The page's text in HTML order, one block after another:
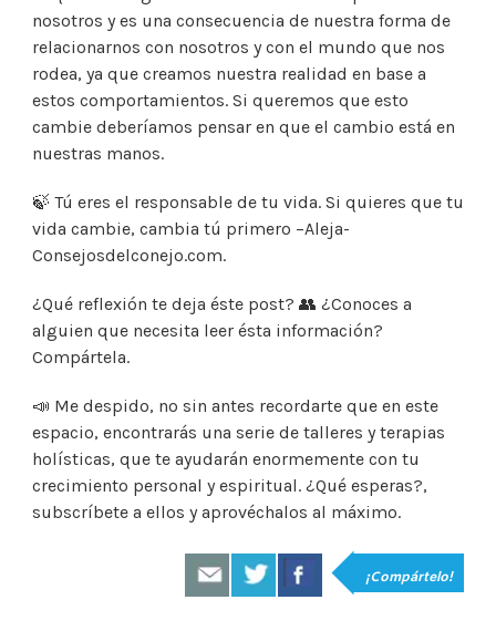
nosotros y es una consecuencia de nuestra forma de
relacionarnos con nosotros y con el mundo que nos
rodea, ya que creamos nuestra realidad en base a
estos comportamientos. Si queremos que esto
cambie deberíamos pensar en que el cambio está en
nuestras manos.
🍃 Tú eres el responsable de tu vida. Si quieres que tu
vida cambie, cambia tú primero –Aleja-
Consejosdelconejo.com.
¿Qué reflexión te deja éste post? 👥 ¿Conoces a
alguien que necesita leer ésta información?
Compártela.
📣 Me despido, no sin antes recordarte que en este
espacio, encontrarás una serie de talleres y terapias
holísticas, que te ayudarán enormemente con tu
crecimiento personal y espiritual. ¿Qué esperas?,
subscríbete a ellos y aprovéchalos al máximo.
¡Compártelo!